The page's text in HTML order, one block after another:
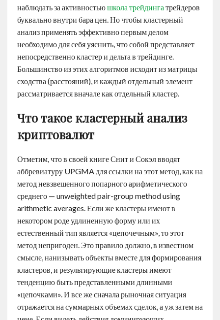
наблюдать за активностьюшкола трейдинга трейдеров
буквально внутри бара цен. Но чтобы кластерный
анализ применять эффективно первым делом
необходимо для себя уяснить, что собой представляет
непосредственно кластер и дельта в трейдинге.
Большинство из этих алгоритмов исходит из матрицы
сходства (расстояний), и каждый отдельный элемент
рассматривается вначале как отдельный кластер.
Что такое кластерный анализ
криптовалют
Отметим, что в своей книге Снит и Сокэл вводят
аббревиатуру UPGMA для ссылки на этот метод, как на
метод невзвешенного попарного арифметического
среднего — unweighted pair-group method using
arithmetic averages. Если же кластеры имеют в
некотором роде удлиненную форму или их
естественный тип является «цепочечным», то этот
метод непригоден. Это правило должно, в известном
смысле, нанизывать объекты вместе для формирования
кластеров, и результирующие кластеры имеют
тенденцию быть представленными длинными
«цепочками». И все же сначала рыночная ситуация
отражается на суммарных объемах сделок, а уж затем на